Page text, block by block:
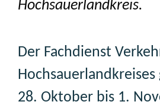
Hochsauerlandkreis.
Der Fachdienst
28. Oktober bis 1.